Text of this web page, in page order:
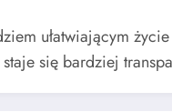
ułatwiającym
się bardziej